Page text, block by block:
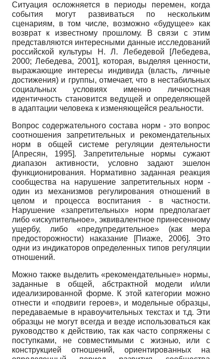
Ситуация осложняется в периоды перемен, когда
события могут развиваться по нескольким
сценариям, в том числе, возможно «будущее» как
возврат к известному прошлому. В связи с этим
представляются интересными данные исследований
российской культуры Н. Л. Лебедевой
[Лебедева,
2000;Лебедева, 2001], которая, выделяя ценности,
выражающие интересы индивида (власть, личные
достижения) и группы, отмечает, что в нестабильных
социальных условиях именно личностная
идентичность становится ведущей и определяющей
в адаптации человека к изменяющейся реальности.
Вопрос содержательного состава норм - это вопрос
соотношения запретительных и рекомендательных
норм в общей системе регуляции деятельности
[Апресян, 1995]. Запретительные нормы сужают
диапазон активности, условно задают эшелон
функционирования. Нормативно заданная реакция
сообщества на нарушение запретительных норм -
один из механизмов регулирования отношений в
целом и процесса воспитания - в частности.
Нарушение «запретительных» норм предполагает
либо «искупительное», эквивалентное принесенному
ущербу, либо «предупредительное» (как мера
предосторожности) наказание
[Пиаже, 2006]. Это
одни из индикаторов определенных типов регуляции
отношений.
Можно также выделить «рекомендательные» нормы,
заданные в общей, абстрактной модели и/или
идеализированной форме. К этой категории можно
отнести и «подвиги героев», и модельные образцы,
передаваемые в нравоучительных текстах и т.д. Эти
образцы не могут всегда и везде использоваться как
руководство к действию, так как часто сопряжены с
поступками, не совместимыми с жизнью, или с
конструкцией отношений, ориентированных на